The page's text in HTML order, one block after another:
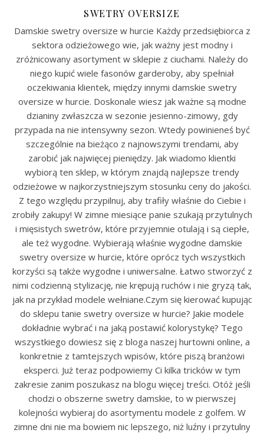
SWETRY OVERSIZE
Damskie swetry oversize w hurcie Każdy przedsiębiorca z
sektora odzieżowego wie, jak ważny jest modny i
zróżnicowany asortyment w sklepie z ciuchami. Należy do
niego kupić wiele fasonów garderoby, aby spełniał
oczekiwania klientek, między innymi damskie swetry
oversize w hurcie. Doskonale wiesz jak ważne są modne
dzianiny zwłaszcza w sezonie jesienno-zimowy, gdy
przypada na nie intensywny sezon. Wtedy powinieneś być
szczególnie na bieżąco z najnowszymi trendami, aby
zarobić jak najwięcej pieniędzy. Jak wiadomo klientki
wybiorą ten sklep, w którym znajdą najlepsze trendy
odzieżowe w najkorzystniejszym stosunku ceny do jakości.
Z tego względu przypilnuj, aby trafiły właśnie do Ciebie i
zrobiły zakupy! W zimne miesiące panie szukają przytulnych
i mięsistych swetrów, które przyjemnie otulają i są ciepłe,
ale też wygodne. Wybierają właśnie wygodne damskie
swetry oversize w hurcie, które oprócz tych wszystkich
korzyści są także wygodne i uniwersalne. Łatwo stworzyć z
nimi codzienną stylizację, nie krępują ruchów i nie gryzą tak,
jak na przykład modele wełniane.Czym się kierować kupując
do sklepu tanie swetry oversize w hurcie? Jakie modele
dokładnie wybrać i na jaką postawić kolorystykę? Tego
wszystkiego dowiesz się z bloga naszej hurtowni online, a
konkretnie z tamtejszych wpisów, które piszą branżowi
eksperci. Już teraz podpowiemy Ci kilka tricków w tym
zakresie zanim poszukasz na blogu więcej treści. Otóż jeśli
chodzi o obszerne swetry damskie, to w pierwszej
kolejności wybieraj do asortymentu modele z golfem. W
zimne dni nie ma bowiem nic lepszego, niż luźny i przytulny